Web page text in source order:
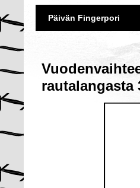
Päivän Fingerpori
rautalangasta